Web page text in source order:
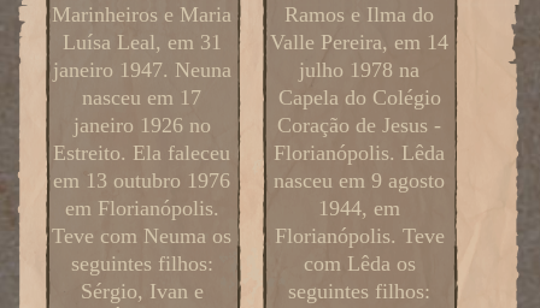
Marinheiros e Maria
Luísa Leal, em 31
janeiro 1947. Neuna
nasceu em 17
janeiro 1926 no
Estreito. Ela faleceu
em 13 outubro 1976
em Florianópolis.
Teve com Neuma os
seguintes filhos:
Sérgio, Ivan e
Ramos e Ilma do
Valle Pereira, em 14
julho 1978 na
Capela do Colégio
Coração de Jesus -
Florianópolis. Lêda
nasceu em 9 agosto
1944, em
Florianópolis. Teve
com Lêda os
seguintes filhos: